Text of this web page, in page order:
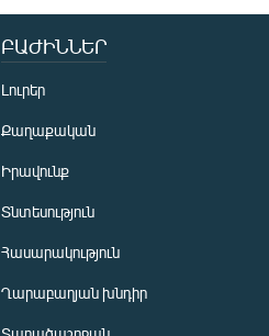
ԲԱԺԻՆՆԵՐ
Լուրեր
Քաղաքական
Իրավունք
Տնտեսություն
Հասարակություն
Ղարաբաղյան խնդիր